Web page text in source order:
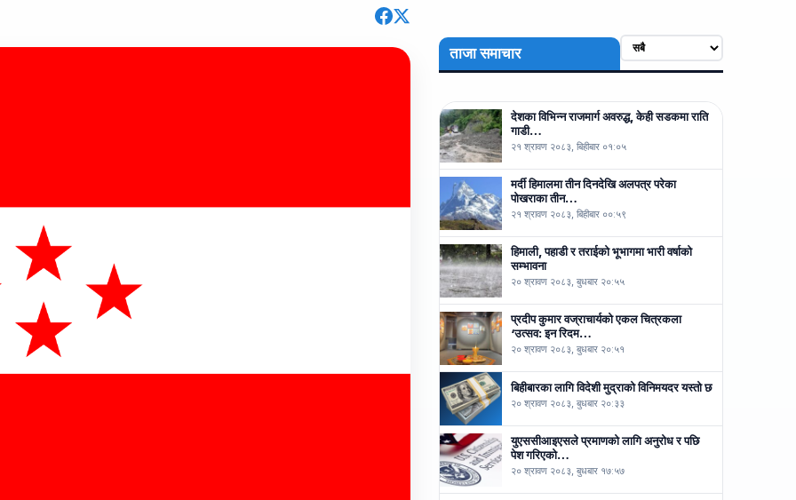
ताजा समाचार
देशका विभिन्न राजमार्ग अवरुद्ध, केही सडकमा राति
गाडी…
२१ श्रावण २०८३, बिहीबार ०१:०५
मर्दी हिमालमा तीन दिनदेखि अलपत्र परेका
पोखराका तीन…
२१ श्रावण २०८३, बिहीबार ००:५९
हिमाली, पहाडी र तराईको भूभागमा भारी वर्षाको
सम्भावना
२० श्रावण २०८३, बुधबार २०:५५
प्रदीप कुमार वज्राचार्यको एकल चित्रकला
‘उत्सव: इन रिदम…
२० श्रावण २०८३, बुधबार २०:५१
बिहीबारका लागि विदेशी मुद्राको विनिमयदर यस्तो छ
२० श्रावण २०८३, बुधबार २०:३३
युएससीआइएसले प्रमाणको लागि अनुरोध र पछि
पेश गरिएको…
२० श्रावण २०८३, बुधबार १७:५७